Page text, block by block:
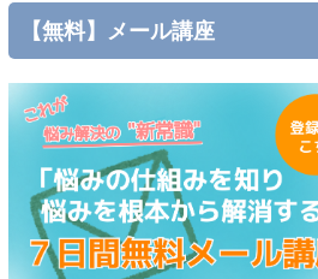
【無料】メール講座